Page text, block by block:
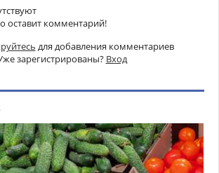
оставит комментарий!
для добавления комментариев
зарегистрированы? Вход